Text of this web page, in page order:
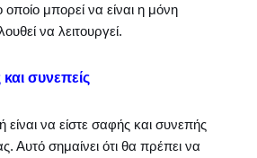
οποίο μπορεί να είναι η μόνη
να λειτουργεί.
συνεπείς
είναι να είστε σαφής και συνεπής
Αυτό σημαίνει ότι θα πρέπει να